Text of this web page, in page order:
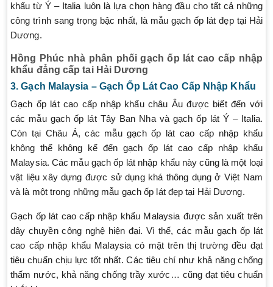
khẩu từ Ý – Italia luôn là lựa chọn hàng đầu cho tất cả những
công trình sang trọng bậc nhất, là mẫu gạch ốp lát đẹp tại Hải
Dương.
Hồng Phúc nhà phân phối gạch ốp lát cao cấp nhập
khẩu đẳng cấp tai Hải Dương
3. Gạch Malaysia – Gạch Ốp Lát Cao Cấp Nhập Khẩu
Gạch ốp lát cao cấp nhập khẩu châu Âu được biết đến với
các mẫu gạch ốp lát Tây Ban Nha và gạch ốp lát Ý – Italia.
Còn tại Châu Á, các mẫu gạch ốp lát cao cấp nhập khẩu
không thể không kể đến gạch ốp lát cao cấp nhập khẩu
Malaysia. Các mẫu gạch ốp lát nhập khẩu này cũng là một loại
vật liệu xây dựng được sử dụng khá thông dụng ở Việt Nam
và là một trong những mẫu gạch ốp lát đẹp tại Hải Dương.
Gạch ốp lát cao cấp nhập khẩu Malaysia được sản xuất trên
dây chuyền công nghệ hiện đại. Vì thế, các mẫu gạch ốp lát
cao cấp nhập khẩu Malaysia có mặt trên thị trường đều đạt
tiêu chuẩn chịu lực tốt nhất. Các tiêu chí như khả năng chống
thấm nước, khả năng chống trầy xước… cũng đạt tiêu chuẩn